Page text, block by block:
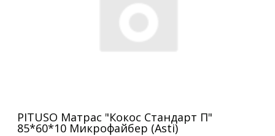
PITUSO Матрас "Кокос Стандарт П"
85*60*10 Микрофайбер (Asti)